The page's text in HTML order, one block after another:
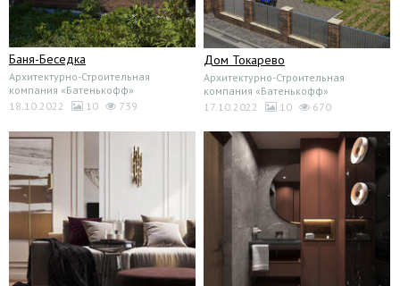
Баня-Беседка
Архитектурно-Строительная
компания «Батенькофф»
18.10.2022
10 739
Дом Токарево
Архитектурно-Строительная
компания «Батенькофф»
17.10.2022
10 670